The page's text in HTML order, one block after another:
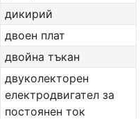
дикирий
двоен плат
двойна тъкан
двуколекторен
електродвигател за
постоянен ток